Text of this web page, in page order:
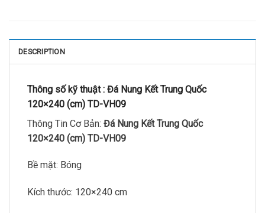
DESCRIPTION
Thông số kỹ thuật : Đá Nung Kết Trung Quốc
120×240 (cm) TD-VH09
Thông Tin Cơ Bản: Đá Nung Kết Trung Quốc
120×240 (cm) TD-VH09
Bề mặt: Bóng
Kích thước: 120×240 cm